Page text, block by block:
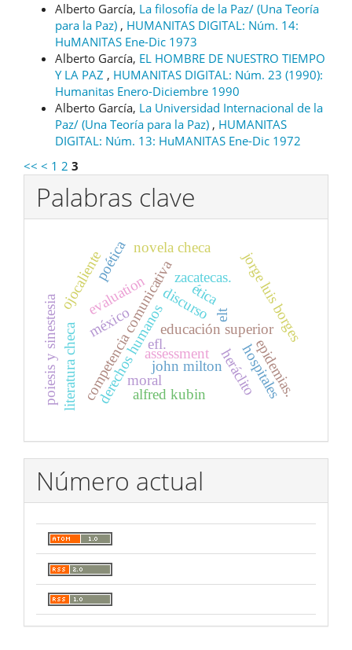
Alberto García, La filosofía de la Paz/ (Una Teoría
para la Paz) , HUMANITAS DIGITAL: Núm. 14:
HuMANITAS Ene-Dic 1973
Alberto García, EL HOMBRE DE NUESTRO TIEMPO
Y LA PAZ , HUMANITAS DIGITAL: Núm. 23 (1990):
Humanitas Enero-Diciembre 1990
Alberto García, La Universidad Internacional de la
Paz/ (Una Teoría para la Paz) , HUMANITAS
DIGITAL: Núm. 13: HuMANITAS Ene-Dic 1972
<< < 1 2 3
Palabras clave
discurso
competencia comunicativaeducación superior
jorge luis borges
heráclito
john milton
derechos humanos
ética
moral
méxico
alfred kubin
novela checa
literatura checa assessment
evaluation elt
efl.
poiesis y sinestesia
ojocaliente zacatecas.
hospitales
epidemias.
poética
Número actual